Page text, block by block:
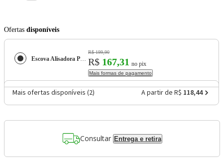
Ofertas disponíveis
Escova Alisadora Philco Bivolt Revestimento Cerâmica PEA01A
R$ 199,90
R$ 167,31 no pix
Mais formas de pagamento
Mais ofertas disponíveis (2) A partir de R$ 118,44
Consultar Entrega e retira